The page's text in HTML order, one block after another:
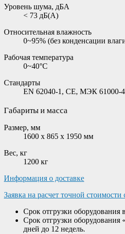
Уровень шума, дБА
< 73 дБ(А)
Относительная влажность
0~95% (без конденсации
Рабочая температура
0~40°C
Стандарты
EN 62040-1, CE, МЭК 61000-
Габариты и масса
Размер, мм
1600 х 865 х 1950 мм
Вес, кг
1200 кг
Информация о доставке
Заявка на расчет точной стоимости
Срок отгрузки оборудования
Срок отгрузки оборудования
дней до 12 недель.